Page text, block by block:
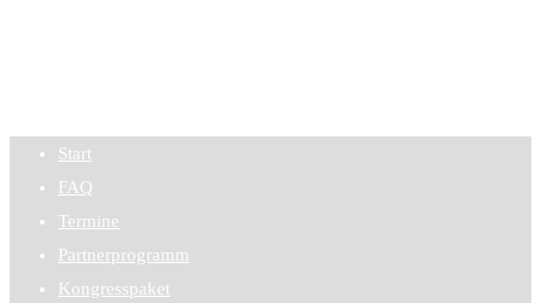
Start
FAQ
Termine
Partnerprogramm
Kongresspaket